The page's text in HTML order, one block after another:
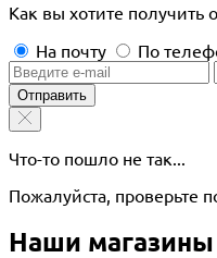
Как вы хотите получить
На почту
По
Отправить
Что-то пошло не так...
Пожалуйста, проверьте
Наши магазины